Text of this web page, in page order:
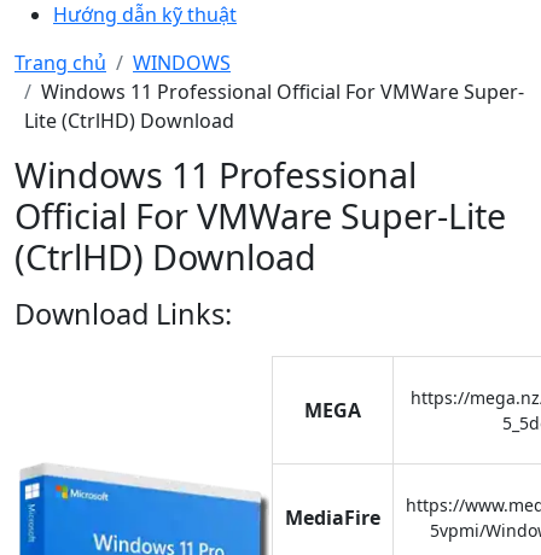
Hướng dẫn kỹ thuật
Trang chủ
WINDOWS
Windows 11 Professional Official For VMWare Super-
Lite (CtrlHD) Download
Windows 11 Professional
Official For VMWare Super-Lite
(CtrlHD) Download
Download Links:
MEGA
https://
MediaFire
https://
5vpmi/